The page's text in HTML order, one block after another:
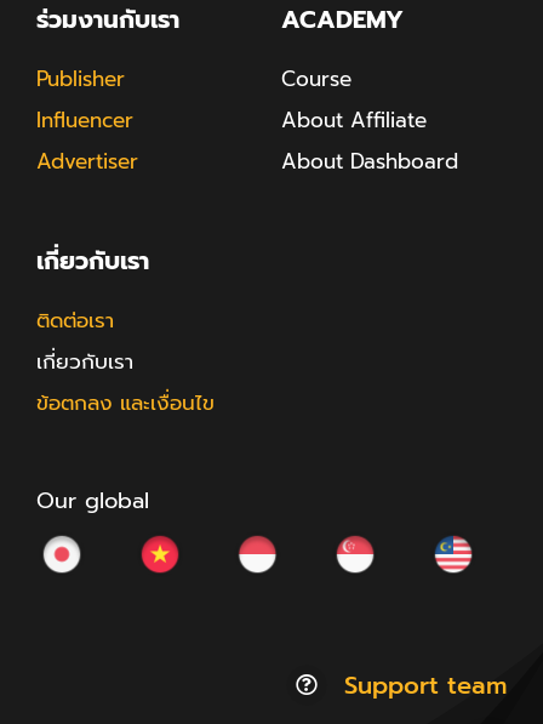
ร่วมงานกับเรา
Publisher
Influencer
Advertiser
ACADEMY
Course
About Affiliate
About Dashboard
เกี่ยวกับเรา
ติดต่อเรา
เกี่ยวกับเรา
ข้อตกลง และเงื่อนไข
Our global
Support team